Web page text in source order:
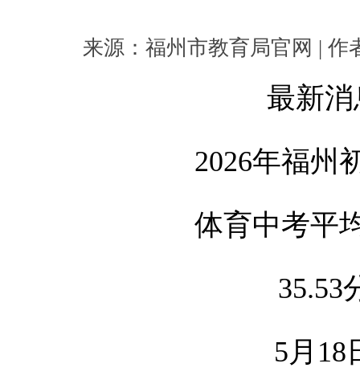
来源：福州市教育局官网 | 作
最新消
2026年福州
体育中考平
35.53
5月18